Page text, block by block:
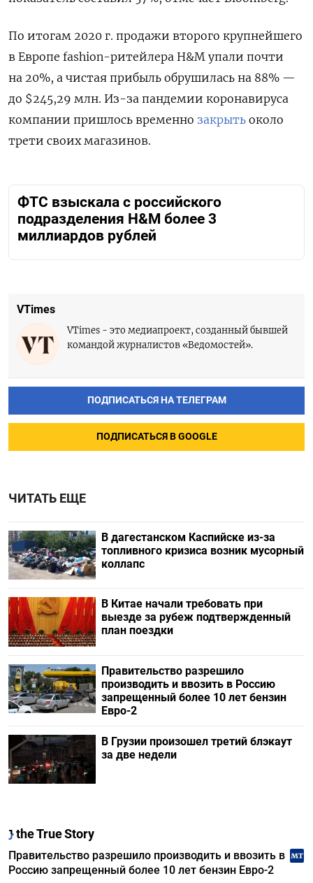
По итогам 2020 г. продажи второго крупнейшего
в Европе fashion-ритейлера H&M упали почти
на 20%, а чистая прибыль обрушилась на 88% —
до $245,29 млн. Из-за пандемии коронавируса
компании пришлось временно закрыть около
трети своих магазинов.
ФТС взыскала с российского
подразделения H&M более 3
миллиардов рублей
VTimes
VTimes - это медиапроект, созданный бывшей
командой журналистов «Ведомостей».
ПОДПИСАТЬСЯ НА ТЕЛЕГРАМ
ПОДПИСАТЬСЯ В GOOGLE
ЧИТАТЬ ЕЩЕ
В дагестанском Каспийске из-за
топливного кризиса возник мусорный
коллапс
В Китае начали требовать при
выезде за рубеж подтвержденный
план поездки
Правительство разрешило
производить и ввозить в Россию
запрещенный более 10 лет бензин
Евро-2
В Грузии произошел третий блэкаут
за две недели